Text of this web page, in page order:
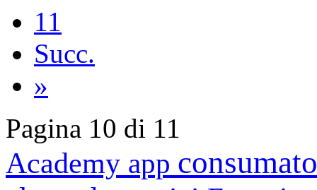
11
Succ.
»
Pagina 10 di 11
Academy app